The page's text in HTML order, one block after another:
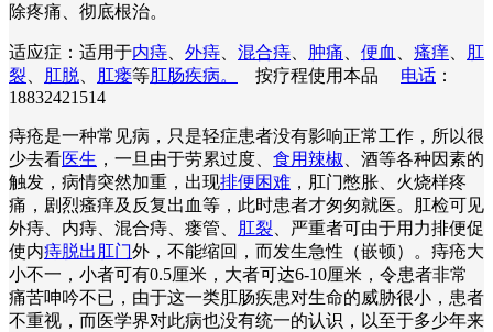
除疼痛、彻底根治。
适应症：适用于内痔 外痔 混合痔 肿痛 便血 瘙痒
肛
裂
肛脱 肛瘘等肛肠疾病。 按疗程使用本品 电话 ：
18832421514
痔疮是一种常见病，只是轻症患者没有影响正常工作，所以很
少去看医生 ，一旦由于劳累过度、 食用辣椒 、酒等各种因素的
触发，病情突然加重，出现排便困难 ，肛门憋胀、火烧样疼
痛，剧烈瘙痒及反复出血等，此时患者才匆匆就医。肛检可见
外痔、内痔、混合痔、瘘管、
肛裂 、严重者可由于用力排便促
使内痔脱出肛门外，不能缩回，而发生急性（嵌顿）。痔疮大
小不一，小者可有0.5厘米，大者可达6-10厘米，令患者非常
痛苦呻吟不已，由于这一类肛肠疾患对生命的威胁很小，患者
不重视，而医学界对此病也没有统一的认识，以至于多少年来